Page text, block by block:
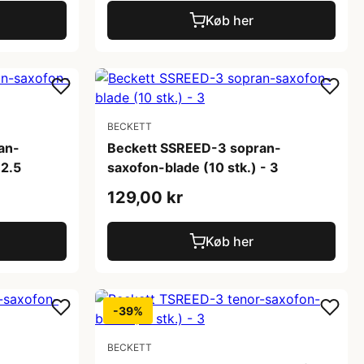
Køb her
BECKETT
Beckett SSREED-3 sopran-
saxofon-blade (10 stk.) - 3
129,00 kr
Køb her
-39%
BECKETT